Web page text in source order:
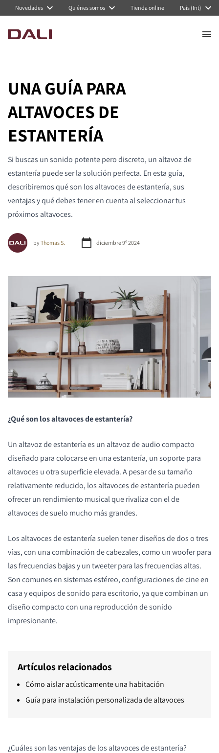
Novedades Quiénes somos Tienda online País (Int)
UNA GUÍA PARA
ALTAVOCES DE
ESTANTERÍA
Si buscas un sonido potente pero discreto, un altavoz de
estantería puede ser la solución perfecta. En esta guía,
describiremos qué son los altavoces de estantería, sus
ventajas y qué debes tener en cuenta al seleccionar tus
próximos altavoces.
byThomas S. diciembre 9º 2024
¿Qué son los altavoces de estantería?
Un altavoz de estantería es un altavoz de audio compacto
diseñado para colocarse en una estantería, un soporte para
altavoces u otra superficie elevada. A pesar de su tamaño
relativamente reducido, los altavoces de estantería pueden
ofrecer un rendimiento musical que rivaliza con el de
altavoces de suelo mucho más grandes.
Los altavoces de estantería suelen tener diseños de dos o tres
vías, con una combinación de cabezales, como un woofer para
las frecuencias bajas y un tweeter para las frecuencias altas.
Son comunes en sistemas estéreo, configuraciones de cine en
casa y equipos de sonido para escritorio, ya que combinan un
diseño compacto con una reproducción de sonido
impresionante.
Artículos relacionados
Cómo aislar acústicamente una habitación
Guía para instalación personalizada de altavoces
¿Cuáles son las ventajas de los altavoces de estantería?